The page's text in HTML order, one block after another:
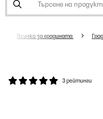
Всичко за градината
3 рейтинги